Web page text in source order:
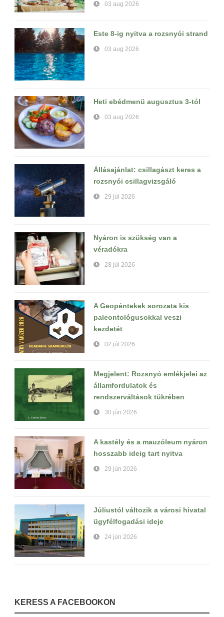
03 aug 2026
Este 8-ig nyitva a rozsnyói strand
03 aug 2026
Heti ebédmenü augusztus 3-tól
03 aug 2026
Állásajánlat: csillagászt keres a
rozsnyói csillagvizsgáló
29 júl 2026
Nyáron is szükség van a
véradókra
28 júl 2026
A Geopéntekek sorozata kis
paleontológusokkal veszi
kezdetét
02 júl 2026
Megjelent: Rozsnyó emlékjelei az
államfordulatok és
rendszerváltások tükrében
30 jún 2026
A kastély és a mauzóleum nyáron
hosszabb ideig tart nyitva
29 jún 2026
Júliustól változik a városi hivatal
ügyfélfogadási ideje
24 jún 2026
KERESS A FACEBOOKON